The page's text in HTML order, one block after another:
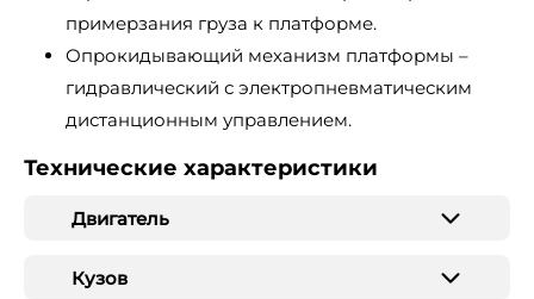
примерзания груза к платформе.
Опрокидывающий механизм платформы –
гидравлический с электропневматическим
дистанционным управлением.
Технические характеристики
Двигатель
Кузов